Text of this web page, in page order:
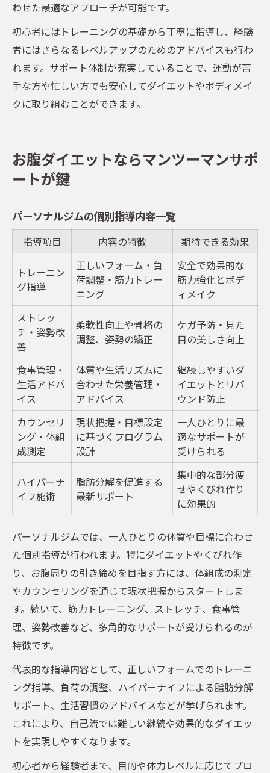
わせた最適なアプローチが可能です。
初心者にはトレーニングの基礎から丁寧に指導し、経験
者にはさらなるレベルアップのためのアドバイスも行わ
れます。サポート体制が充実していることで、運動が苦
手な方や忙しい方でも安心してダイエットやボディメイ
クに取り組むことができます。
お腹ダイエットならマンツーマンサポ
ートが鍵
パーソナルジムの個別指導内容一覧
指導項目 内容の特徴 期待できる効果
トレーニン
グ指導
正しいフォーム・負
荷調整・筋力トレー
ニング
安全で効果的な
筋力強化とボデ
ィメイク
ストレッ
チ・姿勢改
善
柔軟性向上や骨格の
調整、姿勢の矯正
ケガ予防・見た
目の美しさ向上
食事管理・
生活アドバ
イス
体質や生活リズムに
合わせた栄養管理・
アドバイス
継続しやすいダ
イエットとリバ
ウンド防止
カウンセリ
ング・体組
成測定
現状把握・目標設定
に基づくプログラム
設計
一人ひとりに最
適なサポートが
受けられる
ハイパーナ
イフ施術
脂肪分解を促進する
最新サポート
集中的な部分痩
せやくびれ作り
に効果的
パーソナルジムでは、一人ひとりの体質や目標に合わせ
た個別指導が行われます。特にダイエットやくびれ作
り、お腹周りの引き締めを目指す方には、体組成の測定
やカウンセリングを通じて現状把握からスタートしま
す。続いて、筋力トレーニング、ストレッチ、食事管
理、姿勢改善など、多角的なサポートが受けられるのが
特徴です。
代表的な指導内容として、正しいフォームでのトレーニ
ング指導、負荷の調整、ハイパーナイフによる脂肪分解
サポート、生活習慣のアドバイスなどが挙げられます。
これにより、自己流では難しい継続や効果的なダイエッ
トを実現しやすくなります。
初心者から経験者まで、目的や体力レベルに応じてプロ